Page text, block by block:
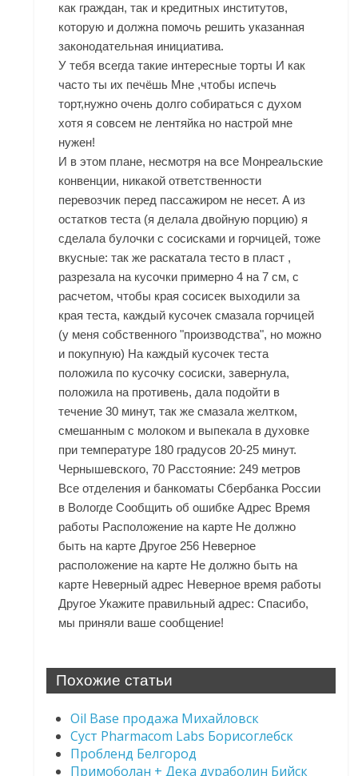
как граждан, так и кредитных институтов,
которую и должна помочь решить указанная
законодательная инициатива.
У тебя всегда такие интересные торты И как
часто ты их печёшь Мне ,чтобы испечь
торт,нужно очень долго собираться с духом
хотя я совсем не лентяйка но настрой мне
нужен!
И в этом плане, несмотря на все Монреальские
конвенции, никакой ответственности
перевозчик перед пассажиром не несет. А из
остатков теста (я делала двойную порцию) я
сделала булочки с сосисками и горчицей, тоже
вкусные: так же раскатала тесто в пласт ,
разрезала на кусочки примерно 4 на 7 см, с
расчетом, чтобы края сосисек выходили за
края теста, каждый кусочек смазала горчицей
(у меня собственного "производства", но можно
и покупную) На каждый кусочек теста
положила по кусочку сосиски, завернула,
положила на противень, дала подойти в
течение 30 минут, так же смазала желтком,
смешанным с молоком и выпекала в духовке
при температуре 180 градусов 20-25 минут.
Чернышевского, 70 Расстояние: 249 метров
Все отделения и банкоматы Сбербанка России
в Вологде Сообщить об ошибке Адрес Время
работы Расположение на карте Не должно
быть на карте Другое 256 Неверное
расположение на карте Не должно быть на
карте Неверный адрес Неверное время работы
Другое Укажите правильный адрес: Спасибо,
мы приняли ваше сообщение!
Похожие статьи
Oil Base продажа Михайловск
Суст Pharmacom Labs Борисоглебск
Пробленд Белгород
Примоболан + Дека дураболин Бийск